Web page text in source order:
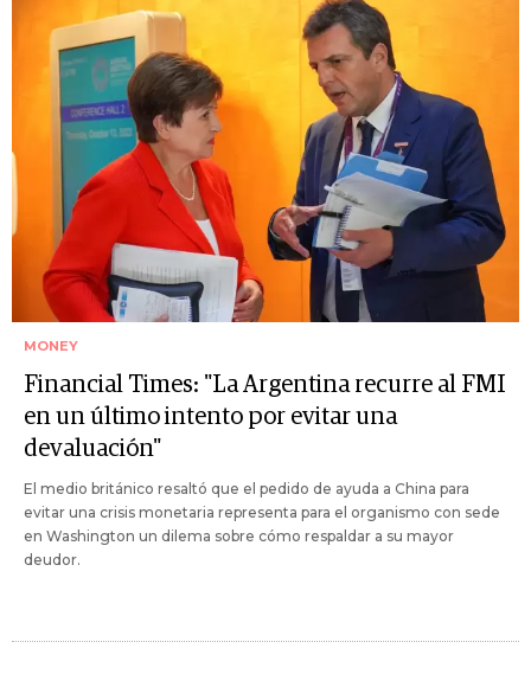
MONEY
Financial Times: "La Argentina recurre al FMI
en un último intento por evitar una
devaluación"
El medio británico resaltó que el pedido de ayuda a China para
evitar una crisis monetaria representa para el organismo con sede
en Washington un dilema sobre cómo respaldar a su mayor
deudor.